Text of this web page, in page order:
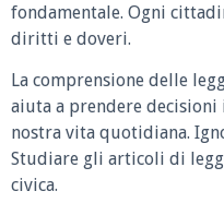
fondamentale. Ogni
diritti e doveri.
La comprensione delle
aiuta a prendere
nostra vita quotidiana.
Studiare gli articoli di
civica.